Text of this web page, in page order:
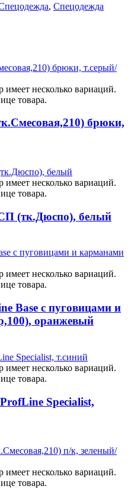
, Спецодежда
имеет несколько вариаций.
товара.
брюки,
имеет несколько вариаций.
товара.
(тк.Дюспо), белый
имеет несколько вариаций.
товара.
Base с пуговицами и
оранжевый
имеет несколько вариаций.
товара.
Specialist,
имеет несколько вариаций.
товара.